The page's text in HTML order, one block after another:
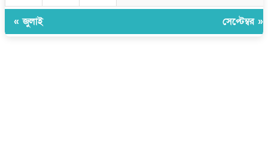
« জুলাই সেপ্টেম্বর »